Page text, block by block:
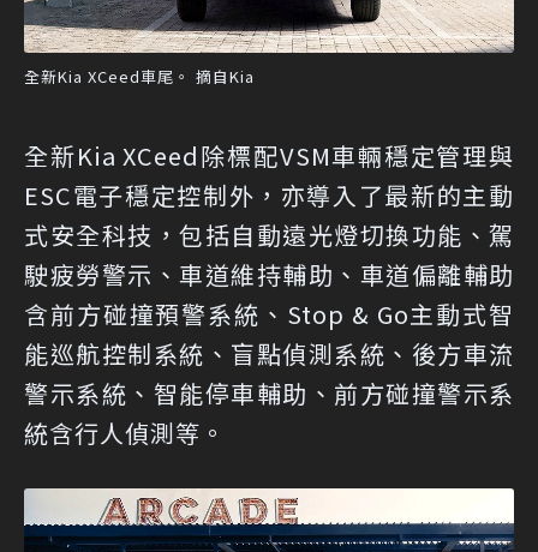
全新Kia XCeed車尾。 摘自Kia
全新Kia XCeed除標配VSM車輛穩定管理與
ESC電子穩定控制外，亦導入了最新的主動
式安全科技，包括自動遠光燈切換功能、駕
駛疲勞警示、車道維持輔助、車道偏離輔助
含前方碰撞預警系統、Stop & Go主動式智
能巡航控制系統、盲點偵測系統、後方車流
警示系統、智能停車輔助、前方碰撞警示系
統含行人偵測等。